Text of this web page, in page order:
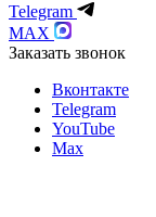
Telegram
MAX
Заказать звонок
Вконтакте
Telegram
YouTube
Max